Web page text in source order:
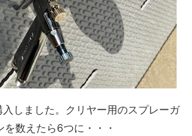
入しました。クリヤー用のスプレーガ
を数えたら6つに・・・